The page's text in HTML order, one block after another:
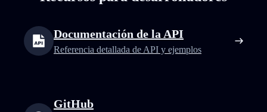
Documentación de la API
Referencia detallada de API y ejemplos
GitHub